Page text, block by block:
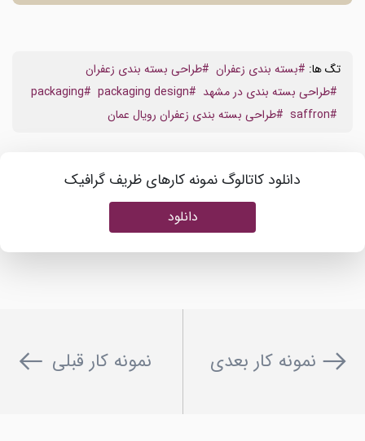
تگ ها: #بسته بندی زعفران #طراحی بسته بندی زعفران
#طراحی بسته بندی در مشهد #packaging design
#packaging
#saffron
#طراحی بسته بندی زعفران رویال عمان
دانلود کاتالوگ نمونه کارهای ظریف گرافیک
دانلود
نمونه کار بعدی نمونه کار قبلی